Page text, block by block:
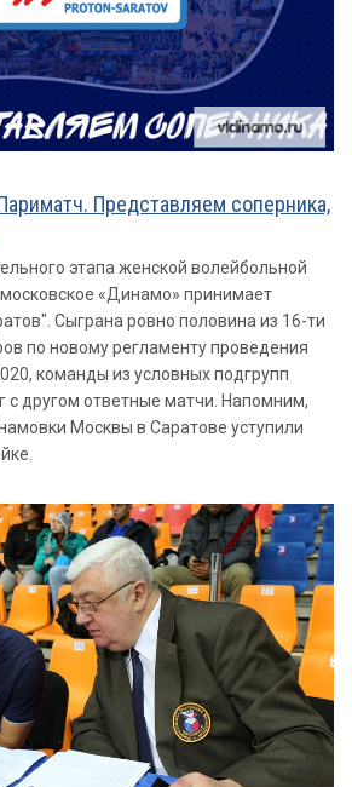
Представляем соперника,
этапа женской волейбольной
«Динамо» принимает
Сыграна ровно половина из 16-ти
по новому регламенту проведения
команды из условных подгрупп
с другом ответные матчи. Напомним,
Москвы в Саратове уступили